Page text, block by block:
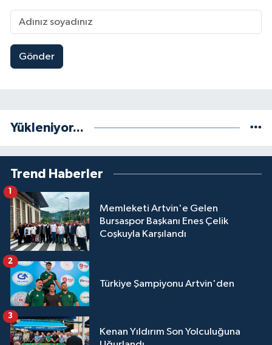
Gönder
Yükleniyor...
Trend Haberler
Memleketi Artvin'e Gelen
Bursaspor Başkanı Enes Çelik
Coşkuyla Karşılandı
1
Türkiye Şampiyonu Artvin'den
2
Kenan Yıldırım Son Yolculuğuna
3